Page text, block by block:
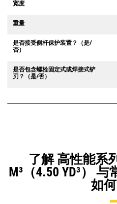
宽度
重量
是否接受侧杆保护装置？（是/
否）
是否包含螺栓固定式或焊接式铲
刃？（是/否）
了解 高性能系
M³（4.50 YD³）
如何